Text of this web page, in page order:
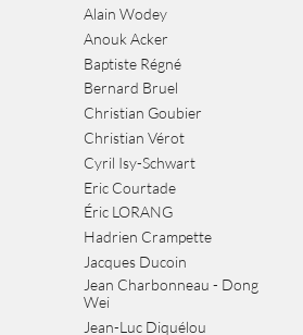
Alain Wodey
Anouk Acker
Baptiste Régné
Bernard Bruel
Christian Goubier
Christian Vérot
Cyril Isy-Schwart
Eric Courtade
Éric LORANG
Hadrien Crampette
Jacques Ducoin
Jean Charbonneau - Dong
Wei
Jean-Luc Diquélou